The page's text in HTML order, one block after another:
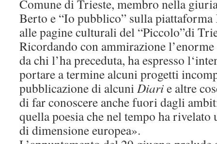
Comune di Trieste, membro nella
Berto e “Io pubblico” sulla
alle pagine culturali del “Piccolo”di
Ricordando con ammirazione
da chi l’ha preceduta, ha espresso
portare a termine alcuni progetti
pubblicazione di alcuni Diarie altre
di far conoscere anche fuori dagli
quella poesia che nel tempo ha rivelato
di dimensione europea».